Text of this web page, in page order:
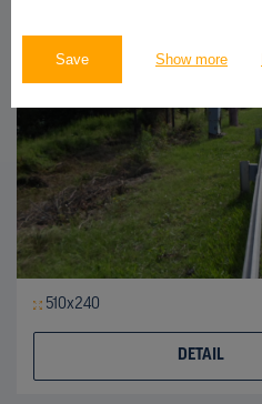
Save Show more
510x240
DETAIL